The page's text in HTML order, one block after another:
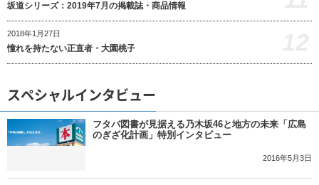
坂道シリーズ：2019年7月の掲載誌・商品情報
2018年1月27日
憧れを持たない正直者・大園桃子
スペシャルインタビュー
フタバ図書が見据える乃木坂46と地方の未来「広島
のぎざ化計画」特別インタビュー
2016年5月3日